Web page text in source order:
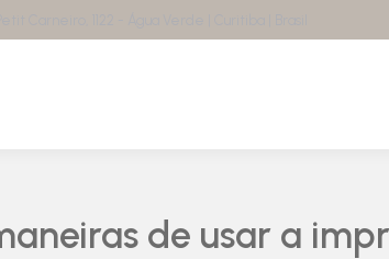
de usar a